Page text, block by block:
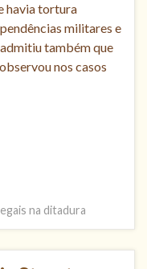
havia tortura
militares e
também que
nos casos
na ditadura